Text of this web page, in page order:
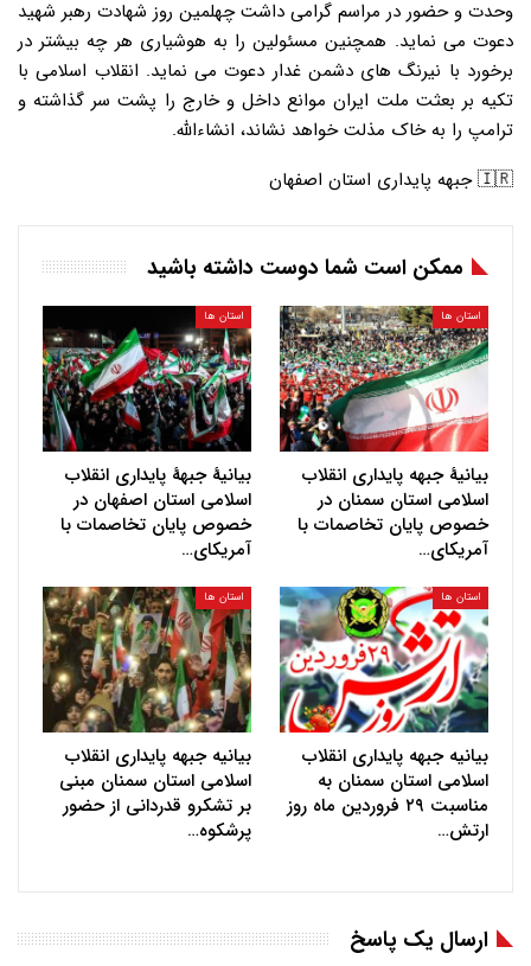
وحدت و حضور در مراسم گرامی داشت چهلمین روز شهادت رهبر شهید
دعوت می نماید. همچنین مسئولین را به هوشیاری هر چه بیشتر در
برخورد با نیرنگ های دشمن غدار دعوت می نماید. انقلاب اسلامی با
تکیه بر بعثت ملت ایران موانع داخل و خارج را پشت سر گذاشته و
ترامپ را به خاک مذلت خواهد نشاند، انشاءالله.
🇮🇷 جبهه پایداری استان اصفهان
ممکن است شما دوست داشته باشید
استان ها
بیانیهٔ جبهه پایداری انقلاب
اسلامی استان سمنان در
خصوص پایان تخاصمات با
آمریکای…
استان ها
بیانیهٔ جبههٔ پایداری انقلاب
اسلامی استان اصفهان در
خصوص پایان تخاصمات با
آمریکای…
استان ها
بیانیه جبهه پایداری انقلاب
اسلامی استان سمنان به
مناسبت ۲۹ فروردین ماه روز
ارتش…
استان ها
بیانیه جبهه پایداری انقلاب
اسلامی استان سمنان مبنی
بر تشکرو قدردانی از حضور
پرشکوه…
ارسال یک پاسخ